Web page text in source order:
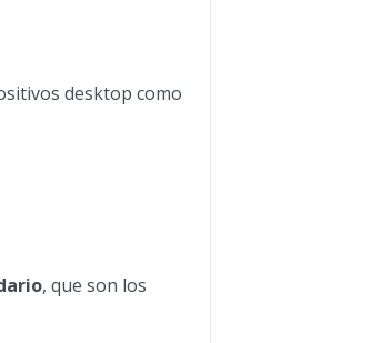
desktop como
, que son los